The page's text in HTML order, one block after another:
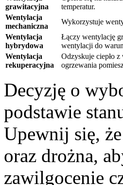
grawitacyjna
temperatur.
Wentylacja
mechaniczna
Wykorzystuje
Wentylacja
hybrydowa
Łączy wentylację
wentylacji do
Wentylacja
rekuperacyjna
Odzyskuje ciepło
ogrzewania
Decyzję o
podstawie
Upewnij się,
oraz drożna,
zawilgocenie